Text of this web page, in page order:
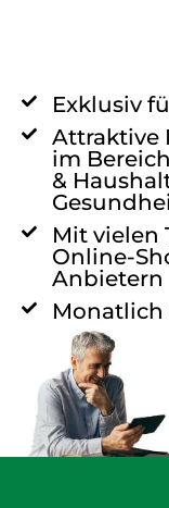
Exklusiv
Attraktive
im
&
Mit vielen
Online-
Anbietern